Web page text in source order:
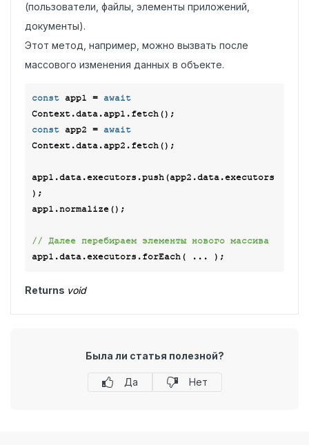
(пользователи, файлы, элементы приложений,
документы).
Этот метод, например, можно вызвать после
массового изменения данных в объекте.
const app1 = await
const app2 = await
Context.data.app2.fetch();
app1.data.executors.push(app2.data.executors
);
app1.normalize();
// Далее перебираем элементы нового массива
Returns void
Была ли статья полезной?
Да Нет